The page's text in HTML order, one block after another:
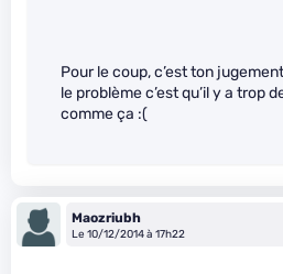
Pour le coup, c’est ton
le problème c’est qu’il y a trop
comme ça :(
Maozriubh
Le 10/12/2014 à 17h22